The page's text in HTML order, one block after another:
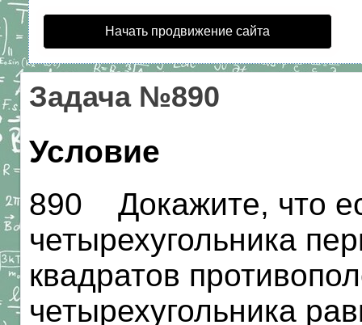
Начать продвижение сайта
Задача №890
Условие
890 Докажите, что
четырехугольника
квадратов
четырехугольника